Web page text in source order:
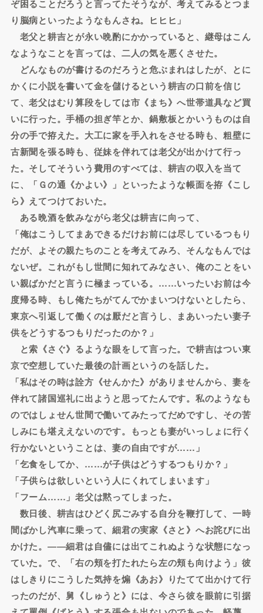
ぞ困ることだろうと言ってたそうなが、考えてみるとつま
り脳病といったようなもんさね。ヒヒヒ」
老父と耕吉とが永い晩酌にかかっていると、継母はこん
なようなことを言っては、二人の気を悪くさせた。
どんなものが書けるのだろうと危ぶまれはしたが、とに
かくに小説を書いて金を儲けるという耕吉の口前を信じ
て、老父はむり算段をしては市《まち》へ世帯道具など買
いに行った。手桶の担ぎ竿とか、鍋敷板とかいうものは自
分の手で拵えた。大工に家を手入れをさせる時も、粗壁に
古新聞を張る時も、従妹を伴れては老父が出かけて行っ
た。そしてそういう費用のすべては、耕吉の収入を当て
に、「Ｇの通《かよい》」といったような帳面を拵《こし
ら》えてつけておいた。
ある晩酒を飲みながら老父は耕吉に向って、
「俺はこうしてまあできるだけお前には尽しているつもり
だが、よその親たちのことを考えてみろ、そんなもんでは
ないぜ。これがもし世間に知れてみなさい、俺のことをい
い親ばかだと言うに極まっている。……いったいお前は今
度帰る時、もし俺たちがてんでかまいつけないとしたら、
東京へ引返して働くのは厭だと言うし、まあいったい妻子
供をどうするつもりだったのか？」
と索《さぐ》るような眼をして言った。で耕吉はつい東
京で空想していた最後の計画というのを話した。
「私はその時は詮方《せんかた》がありませんから、妻を
伴れて諸国巡礼に出ようと思ってたんです。私のようなも
のではしょせん世間で働いてみたってだめですし、その苦
しみにも堪ええないのです。もっとも妻がいっしょに行く
行かないということは、妻の自由ですが……」
「乞食をしてか、……が子供はどうするつもりか？」
「子供らは欲しいという人にくれてしまいます」
「フーム……」老父は黙ってしまった。
数日後、耕吉はひどく尻ごみする自分を鞭打して、一時
間ばかし汽車に乗って、細君の実家《さと》へお詫びに出
かけた。――細君は自儘には出てこれぬような状態になっ
ていた。で、「右の頬を打たれたら左の頬も向けよう」彼
はしきりにこうした気持を煽《あお》りたてて出かけて行
ったのだが、舅《しゅうと》には、今さら彼を眼前に引据